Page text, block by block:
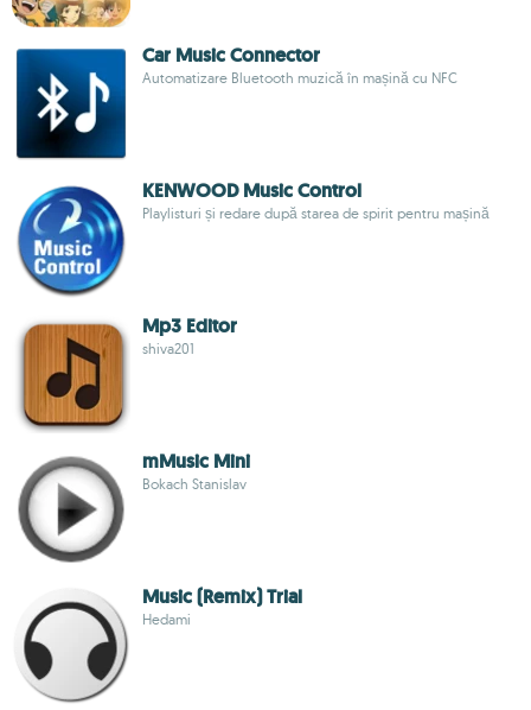
Car Music Connector
Automatizare Bluetooth muzică în mașină cu NFC
KENWOOD Music Control
Playlisturi și redare după starea de spirit pentru mașină
Mp3 Editor
shiva201
mMusic Mini
Bokach Stanislav
Music (Remix) Trial
Hedami